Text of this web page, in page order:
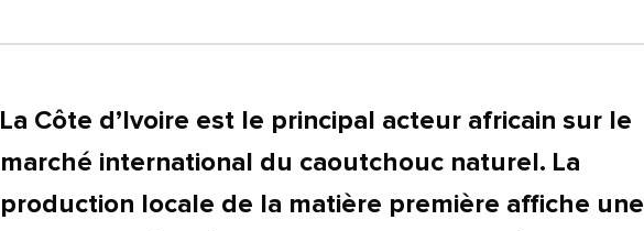
La Côte d’Ivoire est le principal acteur africain sur le
marché international du caoutchouc naturel. La
production locale de la matière première affiche une